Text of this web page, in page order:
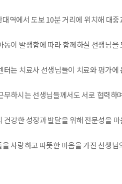
대역에서 도보 10분 거리에 위치해 대
동이 발생함에 따라 함께하실 선생님을
터는 치료사 선생님들이 치료와 평가
무하시는 선생님들께서도 서로 협력하
건강한 성장과 발달을 위해 전문성을
을 사랑하고 따뜻한 마음을 가진 선생